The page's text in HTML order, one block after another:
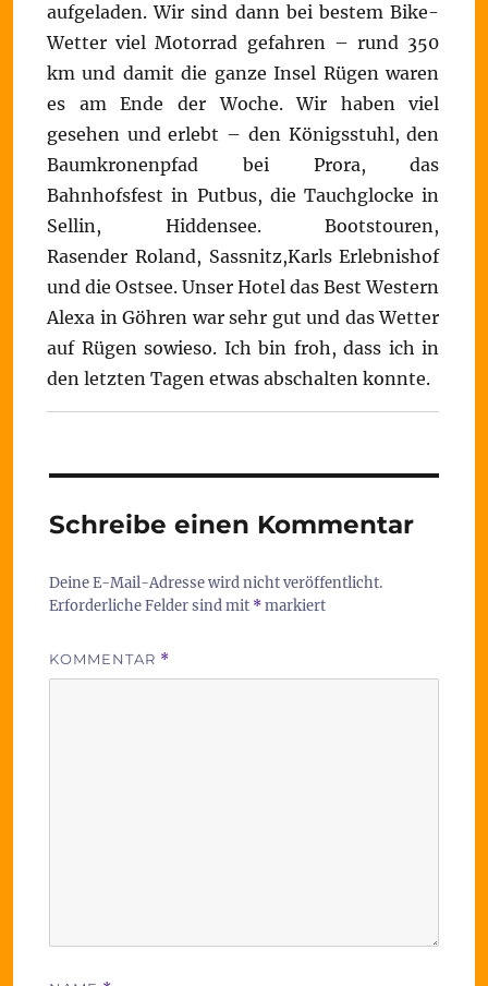
aufgeladen. Wir sind dann bei bestem Bike-
Wetter viel Motorrad gefahren – rund 350
km und damit die ganze Insel Rügen waren
es am Ende der Woche. Wir haben viel
gesehen und erlebt – den Königsstuhl, den
Baumkronenpfad bei Prora, das
Bahnhofsfest in Putbus, die Tauchglocke in
Sellin, Hiddensee. Bootstouren,
Rasender Roland, Sassnitz,Karls Erlebnishof
und die Ostsee. Unser Hotel das Best Western
Alexa in Göhren war sehr gut und das Wetter
auf Rügen sowieso. Ich bin froh, dass ich in
den letzten Tagen etwas abschalten konnte.
Schreibe einen Kommentar
Deine E-Mail-Adresse wird nicht veröffentlicht.
Erforderliche Felder sind mit *markiert
KOMMENTAR *